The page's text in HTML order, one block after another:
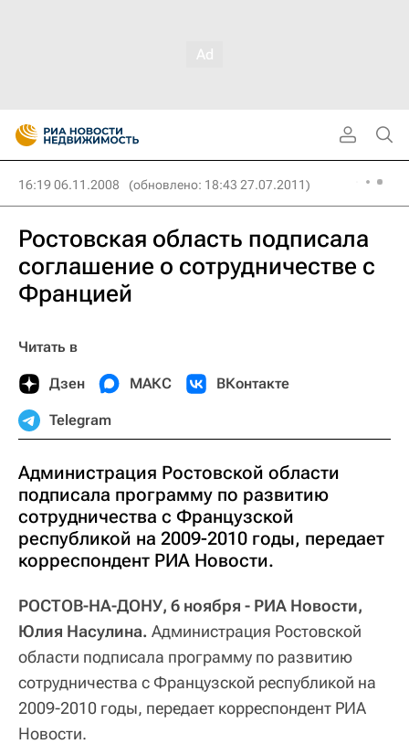
16:19 06.11.2008 (обновлено: 18:43 27.07.2011)
Ростовская область подписала
соглашение о сотрудничестве с
Францией
Читать в
Дзен МАКС ВКонтакте
Telegram
Администрация Ростовской области
подписала программу по развитию
сотрудничества с Французской
республикой на 2009-2010 годы, передает
корреспондент РИА Новости.
РОСТОВ-НА-ДОНУ, 6 ноября - РИА Новости,
Юлия Насулина. Администрация Ростовской
области подписала программу по развитию
сотрудничества с Французской республикой на
2009-2010 годы, передает корреспондент РИА
Новости.